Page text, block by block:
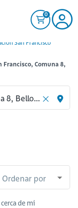
0
San Francisco
Comuna 8,
Ordenar por
de mi